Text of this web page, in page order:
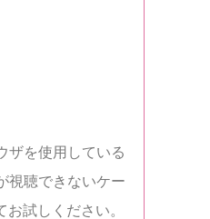
ザを使用している
視聴できないケー
試しください。